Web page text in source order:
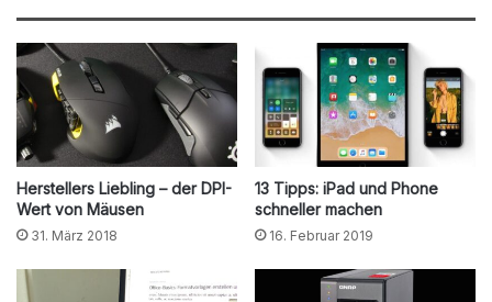
Herstellers Liebling – der DPI-
Wert von Mäusen
31. März 2018
13 Tipps: iPad und Phone
schneller machen
16. Februar 2019